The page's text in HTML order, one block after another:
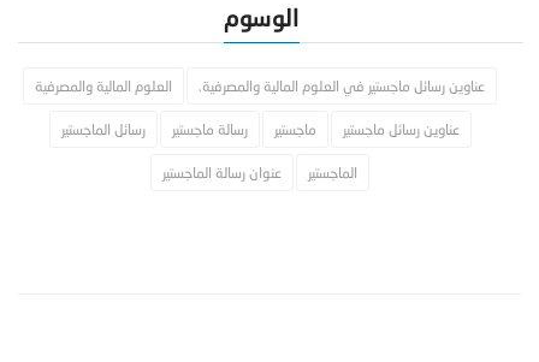
الوسوم
عناوين رسائل ماجستير في العلوم المالية والمصرفية. العلوم المالية والمصرفية
عناوين رسائل ماجستير ماجستير رسالة ماجستير رسائل الماجستير
الماجستير عنوان رسالة الماجستير